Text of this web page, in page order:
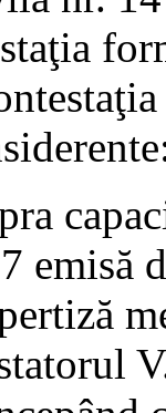
emisă